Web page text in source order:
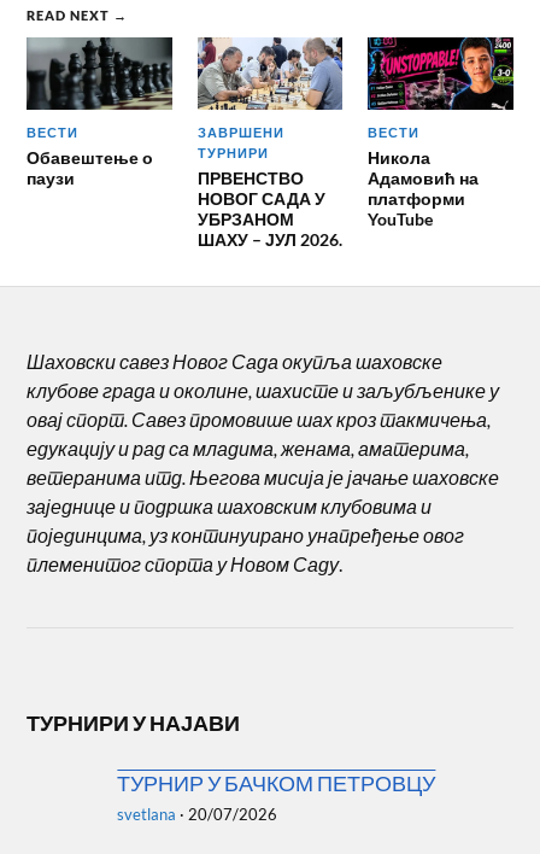
READ NEXT →
ВЕСТИ
Обавештење о
паузи
ЗАВРШЕНИ
ТУРНИРИ
ПРВЕНСТВО
НОВОГ САДА У
УБРЗАНОМ
ШАХУ – ЈУЛ 2026.
ВЕСТИ
Никола
Адамовић на
платформи
YouTube
Шаховски савез Новог Сада окупља шаховске
клубове града и околине, шахисте и заљубљенике у
овај спорт. Савез промовише шах кроз такмичења,
едукацију и рад са младима, женама, аматерима,
ветеранима итд. Његова мисија је јачање шаховске
заједнице и подршка шаховским клубовима и
појединцима, уз континуирано унапређење овог
племенитог спорта у Новом Саду.
ТУРНИРИ У НАЈАВИ
ТУРНИР У БАЧКОМ ПЕТРОВЦУ
svetlana ·20/07/2026